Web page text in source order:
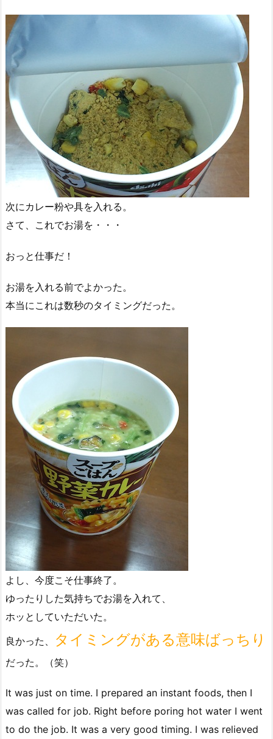
次にカレー粉や具を入れる。
さて、これでお湯を・・・
おっと仕事だ！
お湯を入れる前でよかった。
本当にこれは数秒のタイミングだった。
よし、今度こそ仕事終了。
ゆったりした気持ちでお湯を入れて、
ホッとしていただいた。
良かった、
タイミングがある意味ばっちり
だった。（笑）
It was just on time. I prepared an instant foods, then I
was called for job. Right before poring hot water I went
to do the job. It was a very good timing. I was relieved